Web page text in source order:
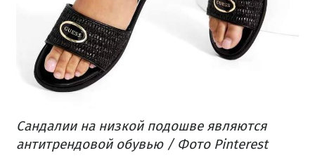
Сандалии на низкой подошве являются
антитрендовой обувью / Фото Pinterest